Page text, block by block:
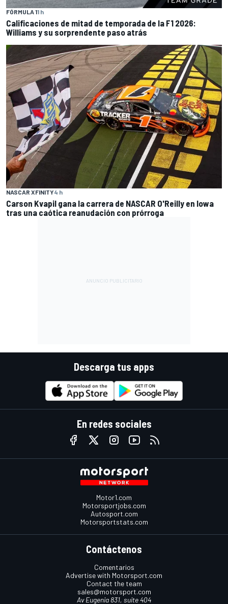
FÓRMULA 11 h
Calificaciones de mitad de temporada de la F1 2026:
Williams y su sorprendente paso atrás
NASCAR XFINITY4 h
Carson Kvapil gana la carrera de NASCAR O'Reilly en Iowa
tras una caótica reanudación con prórroga
Descarga tus apps
En redes sociales
Motor1.com
Motorsportjobs.com
Autosport.com
Motorsportstats.com
Contáctenos
Comentarios
Advertise with Motorsport.com
Contact the team
sales@motorsport.com
Av Eugenia 831, suite 404